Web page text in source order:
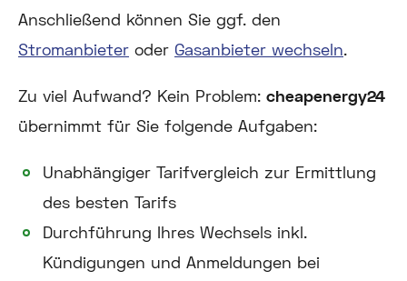
Anschließend können Sie ggf. den
Stromanbieter oder Gasanbieter wechseln.
Zu viel Aufwand? Kein Problem: cheapenergy24
übernimmt für Sie folgende Aufgaben:
Unabhängiger Tarifvergleich zur Ermittlung
des besten Tarifs
Durchführung Ihres Wechsels inkl.
Kündigungen und Anmeldungen bei